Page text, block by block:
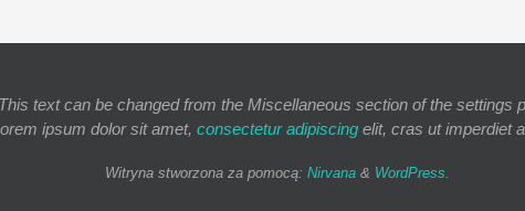
This text can be changed from the Miscellaneous section of the settings
ipsum dolor sit amet, consectetur adipiscingelit, cras ut imperdiet
Witryna stworzona za pomocą: Nirvana & WordPress.